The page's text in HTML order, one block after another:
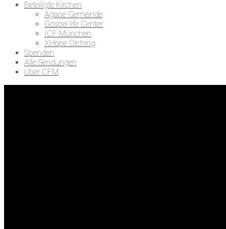
Beteiligte Kirchen
Agape Gemeinde
Gospel life Center
ICF München
XHope Olching
Spenden
Alle Sendungen
Über CFM